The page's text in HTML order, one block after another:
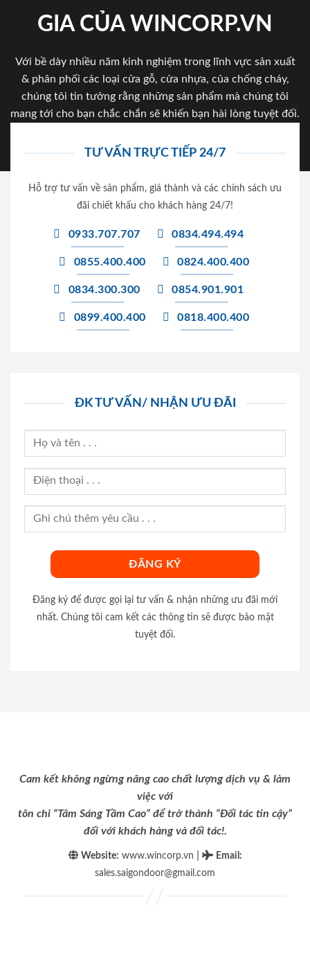
GIA CỦA WINCORP.VN
Với bề dày nhiều năm kinh nghiệm trong lĩnh vực sản xuất
& phân phối các loại cửa gỗ, cửa nhựa, của chống cháy,
chúng tôi tin tưởng rằng những sản phẩm mà chúng tôi
mang tới cho bạn chắc chắn sẽ khiến bạn hài lòng tuyệt đối.
TƯ VẤN TRỰC TIẾP 24/7
Hỗ trợ tư vấn về sản phẩm, giá thành và các chính sách ưu
đãi chiết khấu cho khách hàng 24/7!
0933.707.707 0834.494.494
0855.400.400 0824.400.400
0834.300.300 0854.901.901
0899.400.400 0818.400.400
ĐK TƯ VẤN/ NHẬN ƯU ĐÃI
Đăng ký để được gọi lại tư vấn & nhận những ưu đãi mới
nhất. Chúng tôi cam kết các thông tin sẽ được bảo mật
tuyệt đối.
Cam kết không ngừng nâng cao chất lượng dịch vụ & làm
việc với
tôn chỉ “Tâm Sáng Tầm Cao” để trở thành “Đối tác tin cậy”
đối với khách hàng và đối tác!.
Website: www.wincorp.vn Email :
sales.saigondoor@gmail.com